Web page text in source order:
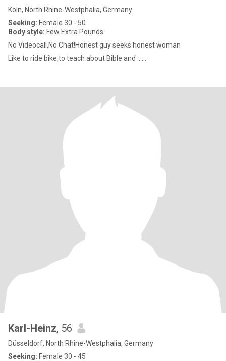
Köln, North Rhine-Westphalia, Germany
Seeking: Female 30 - 50
Body style: Few Extra Pounds
No Videocall,No Chat!Honest guy seeks honest woman
Like to ride bike,to teach about Bible and ......
Karl-Heinz, 56
Düsseldorf, North Rhine-Westphalia, Germany
Seeking: Female 30 - 45